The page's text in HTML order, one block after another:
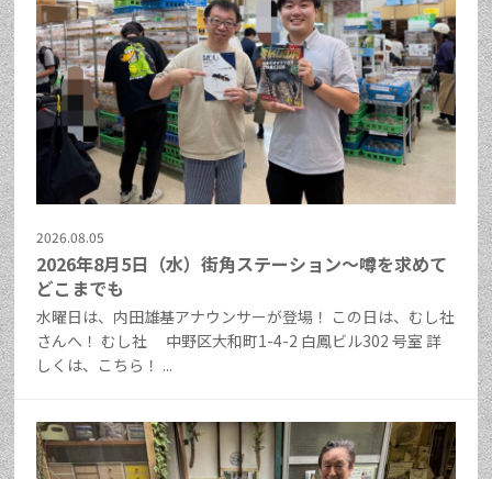
2026.08.05
2026年8月5日（水）街角ステーション～噂を求めて
どこまでも
水曜日は、内田雄基アナウンサーが登場！ この日は、むし社
さんへ！ むし社 中野区大和町1-4-2 白鳳ビル302 号室 詳
しくは、こちら！ ...